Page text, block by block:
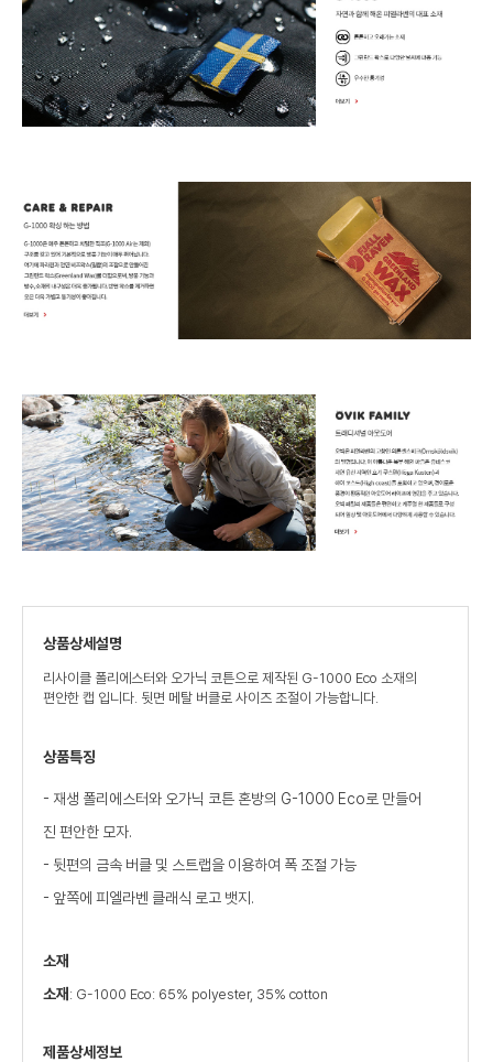
상품상세설명
리사이클 폴리에스터와 오가닉 코튼으로 제작된 G-1000 Eco 소재의
편안한 캡 입니다. 뒷면 메탈 버클로 사이즈 조절이 가능합니다.
상품특징
- 재생 폴리에스터와 오가닉 코튼 혼방의 G-1000 Eco로 만들어
진 편안한 모자.
- 뒷편의 금속 버클 및 스트랩을 이용하여 폭 조절 가능
- 앞쪽에 피엘라벤 클래식 로고 뱃지.
소재
소재 : G-1000 Eco: 65% polyester, 35% cotton
제품상세정보